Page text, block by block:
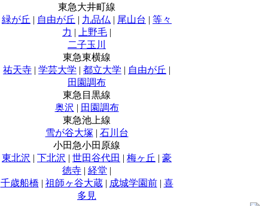
東急大井町線
緑が丘 | 自由が丘 | 九品仏 | 尾山台 | 等々
力 | 上野毛 |
二子玉川
東急東横線
祐天寺 | 学芸大学 | 都立大学 | 自由が丘 |
田園調布
東急目黒線
奥沢 | 田園調布
東急池上線
雪が谷大塚 | 石川台
小田急小田原線
東北沢 | 下北沢 | 世田谷代田 | 梅ヶ丘 | 豪
徳寺 | 経堂 |
千歳船橋 | 祖師ヶ谷大蔵| 成城学園前| 喜
多見